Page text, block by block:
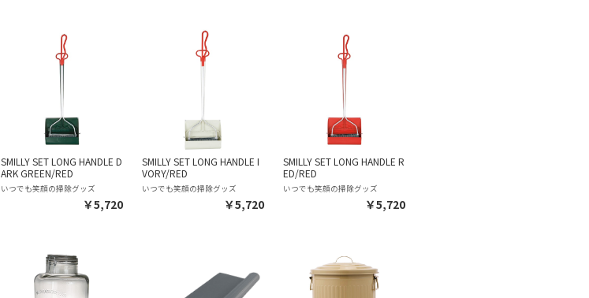
SMILLY SET LONG HANDLE D
ARK GREEN/RED
いつでも笑顔の掃除グッズ
￥5,720
SMILLY SET LONG HANDLE I
VORY/RED
いつでも笑顔の掃除グッズ
￥5,720
SMILLY SET LONG HANDLE R
ED/RED
いつでも笑顔の掃除グッズ
￥5,720